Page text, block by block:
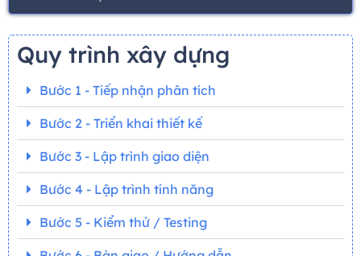
Quy trình xây dựng
Bước 1 - Tiếp nhận phân tích
Bước 2 - Triển khai thiết kế
Bước 3 - Lập trình giao diện
Bước 4 - Lập trình tính năng
Bước 5 - Kiểm thử / Testing